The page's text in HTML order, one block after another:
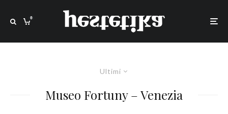
0
Ultimi
Museo Fortuny – Venezia